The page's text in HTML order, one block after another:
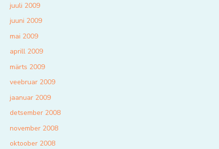
juuli 2009
juuni 2009
mai 2009
aprill 2009
märts 2009
veebruar 2009
jaanuar 2009
detsember 2008
november 2008
oktoober 2008